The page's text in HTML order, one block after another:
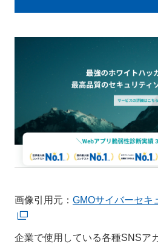
画像引用元： GMOサイバーセキ
企業で使用している各種SNSア